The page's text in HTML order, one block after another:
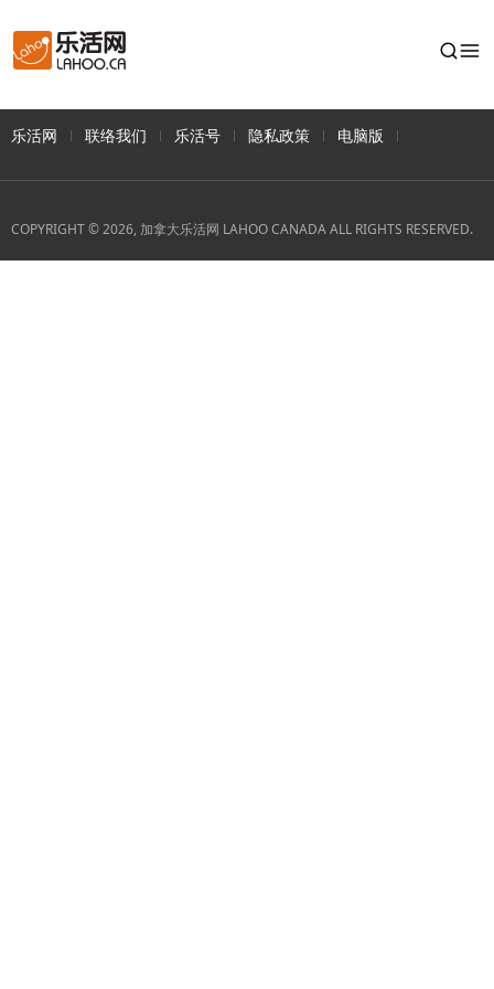
乐活网 联络我们 乐活号 隐私政策 电脑版
COPYRIGHT © 2026, 加拿大乐活网 LAHOO CANADA ALL RIGHTS RESERVED.